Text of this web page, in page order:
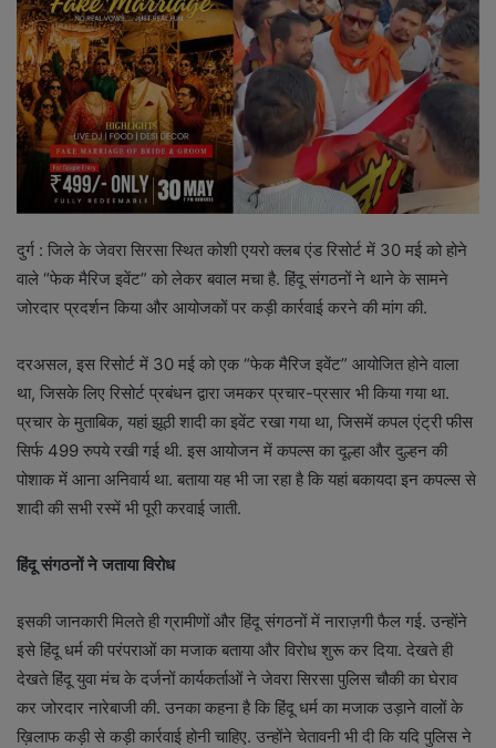
दुर्ग : जिले के जेवरा सिरसा स्थित कोशी एयरो क्लब एंड रिसोर्ट में 30 मई को होने
वाले “फेक मैरिज इवेंट” को लेकर बवाल मचा है. हिंदू संगठनों ने थाने के सामने
जोरदार प्रदर्शन किया और आयोजकों पर कड़ी कार्रवाई करने की मांग की.
दरअसल, इस रिसोर्ट में 30 मई को एक “फेक मैरिज इवेंट” आयोजित होने वाला
था, जिसके लिए रिसोर्ट प्रबंधन द्वारा जमकर प्रचार-प्रसार भी किया गया था.
प्रचार के मुताबिक, यहां झूठी शादी का इवेंट रखा गया था, जिसमें कपल एंट्री फीस
सिर्फ 499 रुपये रखी गई थी. इस आयोजन में कपल्स का दूल्हा और दुल्हन की
पोशाक में आना अनिवार्य था. बताया यह भी जा रहा है कि यहां बकायदा इन कपल्स से
शादी की सभी रस्में भी पूरी करवाई जाती.
हिंदू संगठनों ने जताया विरोध
इसकी जानकारी मिलते ही ग्रामीणों और हिंदू संगठनों में नाराज़गी फैल गई. उन्होंने
इसे हिंदू धर्म की परंपराओं का मजाक बताया और विरोध शुरू कर दिया. देखते ही
देखते हिंदू युवा मंच के दर्जनों कार्यकर्ताओं ने जेवरा सिरसा पुलिस चौकी का घेराव
कर जोरदार नारेबाजी की. उनका कहना है कि हिंदू धर्म का मजाक उड़ाने वालों के
ख़िलाफ कड़ी से कड़ी कार्रवाई होनी चाहिए. उन्होंने चेतावनी भी दी कि यदि पुलिस ने